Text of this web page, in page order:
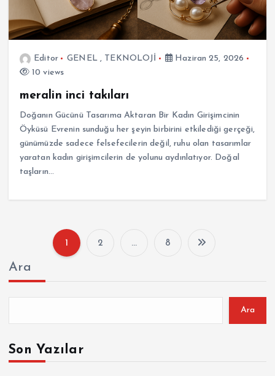
Editor GENEL, TEKNOLOJİ
Haziran 25, 2026
10 views
meralin inci takıları
Doğanın Gücünü Tasarıma Aktaran Bir Kadın Girişimcinin
Öyküsü Evrenin sunduğu her şeyin birbirini etkilediği gerçeği,
günümüzde sadece felsefecilerin değil, ruhu olan tasarımlar
yaratan kadın girişimcilerin de yolunu aydınlatıyor. Doğal
taşların…
1 2 … 8
Ara
Ara
Son Yazılar